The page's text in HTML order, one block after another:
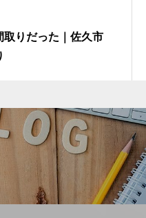
取りだった｜佐久市